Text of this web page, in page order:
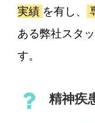
実績 を有し、
ある弊社スタ
す。
精神疾